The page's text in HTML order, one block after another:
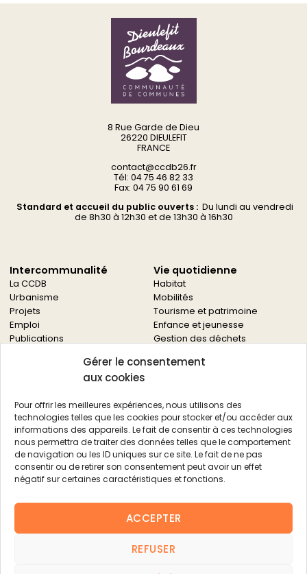
Gérer le consentement
aux cookies
Pour offrir les meilleures expériences, nous utilisons des
technologies telles que les cookies pour stocker et/ou accéder aux
informations des appareils. Le fait de consentir à ces technologies
nous permettra de traiter des données telles que le comportement
de navigation ou les ID uniques sur ce site. Le fait de ne pas
consentir ou de retirer son consentement peut avoir un effet
négatif sur certaines caractéristiques et fonctions.
ACCEPTER
REFUSER
8 Rue Garde de Dieu
26220 DIEULEFIT
FRANCE
contact@ccdb26.fr
Tél: 04 75 46 82 33
Fax: 04 75 90 61 69
Standard et accueil du public ouverts :Du lundi au vendredi
de 8h30 à 12h30 et de 13h30 à 16h30
Intercommunalité
La CCDB
Urbanisme
Projets
Emploi
Publications
Vie quotidienne
Habitat
Mobilités
Tourisme et patrimoine
Enfance et jeunesse
Gestion des déchets
Culture
Autres services
Économie locale
Agriculture
Filière bois
Environnement
Aides aux entreprises
Aides aux associations
Actualités
FAQ